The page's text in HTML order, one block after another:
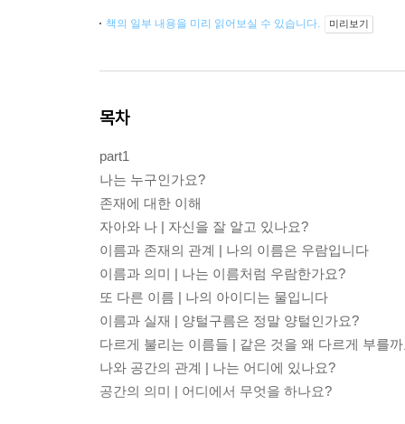
책의 일부 내용을 미리 읽어보실 수 있습니다. 미리보기
목차
part1
나는 누구인가요?
존재에 대한 이해
자아와 나 | 자신을 잘 알고 있나요?
이름과 존재의 관계 | 나의 이름은 우람입니다
이름과 의미 | 나는 이름처럼 우람한가요?
또 다른 이름 | 나의 아이디는 물입니다
이름과 실재 | 양털구름은 정말 양털인가요?
다르게 불리는 이름들 | 같은 것을 왜 다르게 부를
나와 공간의 관계 | 나는 어디에 있나요?
공간의 의미 | 어디에서 무엇을 하나요?